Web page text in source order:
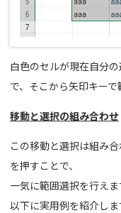
白色のセルが現在自分の
で、そこから矢印キーで
移動と選択の組み合わせ
この移動と選択は組み
を押すことで、
一気に範囲選択を行え
以下に実用例を紹介し